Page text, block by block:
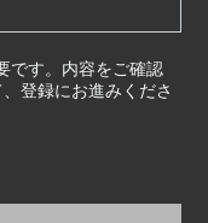
です。内容をご確認
登録にお進みくださ